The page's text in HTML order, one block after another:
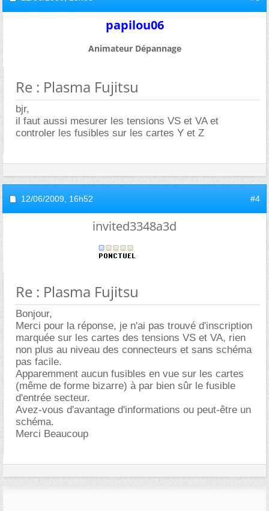
papilou06
Animateur Dépannage
Re : Plasma Fujitsu
bjr,
il faut aussi mesurer les tensions VS et VA et
controler les fusibles sur les cartes Y et Z
12/06/2009, 16h52 #4
invited3348a3d
Re : Plasma Fujitsu
Bonjour,
Merci pour la réponse, je n'ai pas trouvé d'inscription
marquée sur les cartes des tensions VS et VA, rien
non plus au niveau des connecteurs et sans schéma
pas facile.
Apparemment aucun fusibles en vue sur les cartes
(même de forme bizarre) à par bien sûr le fusible
d'entrée secteur.
Avez-vous d'avantage d'informations ou peut-être un
schéma.
Merci Beaucoup